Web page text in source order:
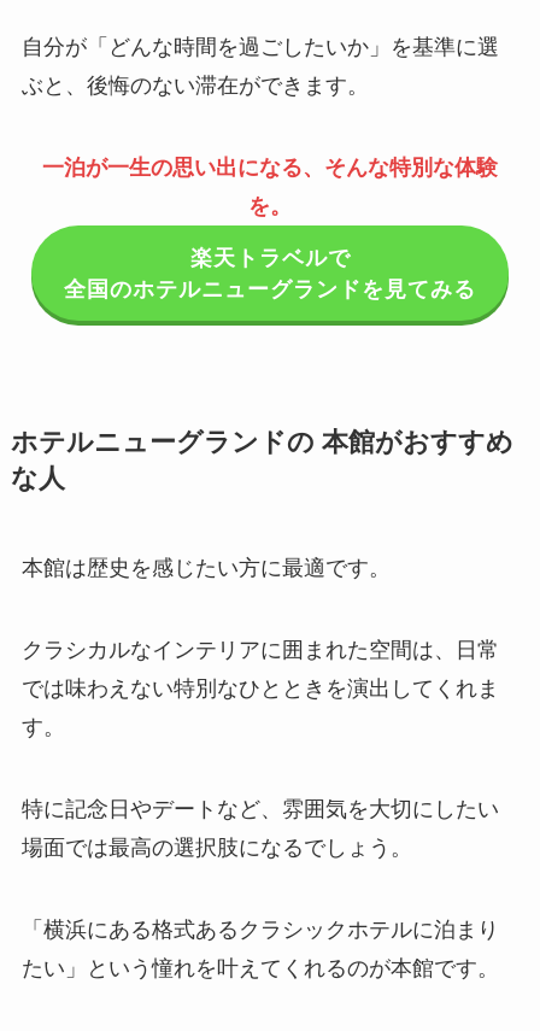
自分が「どんな時間を過ごしたいか」を基準に選
ぶと、後悔のない滞在ができます。
一泊が一生の思い出になる、そんな特別な体験
を。
楽天トラベルで
全国のホテルニューグランドを見てみる
ホテルニューグランドの 本館がおすすめ
な人
本館は歴史を感じたい方に最適です。
クラシカルなインテリアに囲まれた空間は、日常
では味わえない特別なひとときを演出してくれま
す。
特に記念日やデートなど、雰囲気を大切にしたい
場面では最高の選択肢になるでしょう。
「横浜にある格式あるクラシックホテルに泊まり
たい」という憧れを叶えてくれるのが本館です。